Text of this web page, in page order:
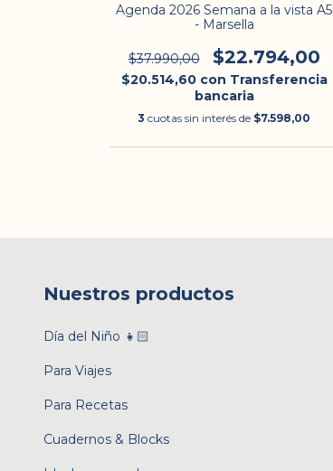
Agenda 2026 Semana a la vista A5
- Marsella
$37.990,00 $22.794,00
$20.514,60 con Transferencia
bancaria
3 cuotas sin interés de $7.598,00
Nuestros productos
Día del Niño 👧🏻
Para Viajes
Para Recetas
Cuadernos & Blocks